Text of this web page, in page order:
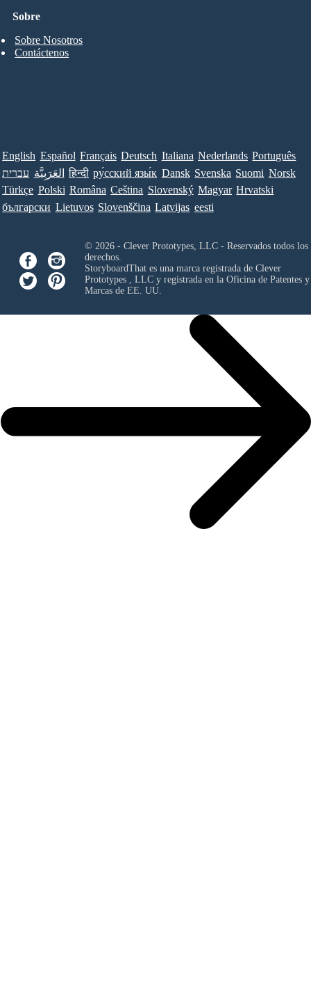
Sobre
Sobre Nosotros
Contáctenos
English Español Français Deutsch Italiana Nederlands Português
עברית العَرَبِيَّة हिन्दी ру́сский язы́к Dansk Svenska Suomi Norsk
Türkçe Polski Româna Ceština Slovenský Magyar Hrvatski
български Lietuvos Slovenščina Latvijas eesti
© 2026 - Clever Prototypes, LLC - Reservados todos los
derechos.
StoryboardThat es una marca registrada de Clever
Prototypes , LLCy registrada en la Oficina de Patentes y
Marcas de EE. UU.